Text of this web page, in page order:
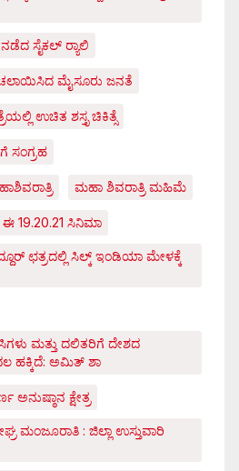
ನಡೆದ ಸೈಕಲ್ ರ್‍ಯಾಲಿ
ಚಲಾಯಿಸಿದ ಮೈಸೂರು ಜನತೆ
ಉಚಿತ ಶಸ್ತೃ ಚಿಕಿತ್ಸೆ
ಸಂಗ್ರಹ
ಮಹಾ ಶಿವರಾತ್ರಿ ಮಹಿಮೆ
19.20.21 ಸಿನಿಮಾ
ಛತ್ರದಲ್ಲಿ ಸಿಲ್ಕ್ ಇಂಡಿಯಾ ಮೇಳಕ್ಕೆ
ಮತ್ತು ದಲಿತರಿಗೆ ದೇಶದ
ಹಕ್ಕಿದೆ: ಅಮಿತ್ ಶಾ
ಕ್ಷೇತ್ರ
ಮಂಜೂರಾತಿ : ಜಿಲ್ಲಾ ಉಸ್ತುವಾರಿ